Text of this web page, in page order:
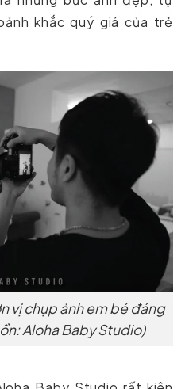
khắc quý giá của trẻ
vị chụp ảnh em bé đáng
Aloha Baby Studio)